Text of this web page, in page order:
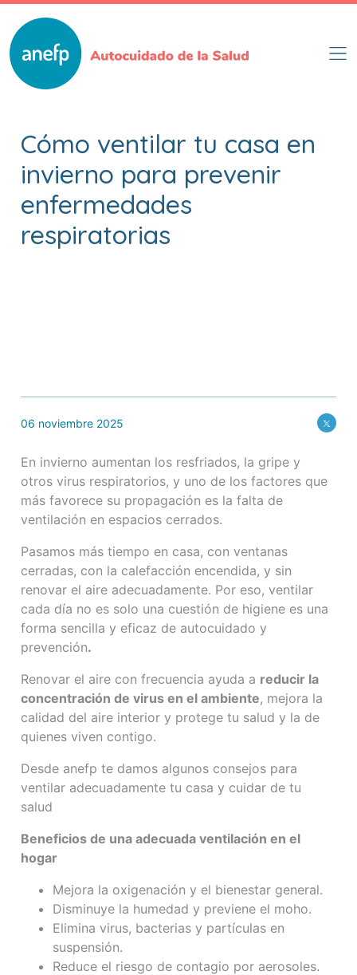
contenido
principal
Cómo ventilar tu casa en
invierno para prevenir
enfermedades
respiratorias
06 noviembre 2025
En invierno aumentan los resfriados, la gripe y
otros virus respiratorios, y uno de los factores que
más favorece su propagación es la falta de
ventilación en espacios cerrados.
Pasamos más tiempo en casa, con ventanas
cerradas, con la calefacción encendida, y sin
renovar el aire adecuadamente. Por eso, ventilar
cada día no es solo una cuestión de higiene es una
forma sencilla y eficaz de autocuidado y
prevención.
Renovar el aire con frecuencia ayuda a reducir la
concentración de virus en el ambiente, mejora la
calidad del aire interior y protege tu salud y la de
quienes viven contigo.
Desde anefp te damos algunos consejos para
ventilar adecuadamente tu casa y cuidar de tu
salud
Beneficios de una adecuada ventilación en el
hogar
Mejora la oxigenación y el bienestar general.
Disminuye la humedad y previene el moho.
Elimina virus, bacterias y partículas en
suspensión.
Reduce el riesgo de contagio por aerosoles.